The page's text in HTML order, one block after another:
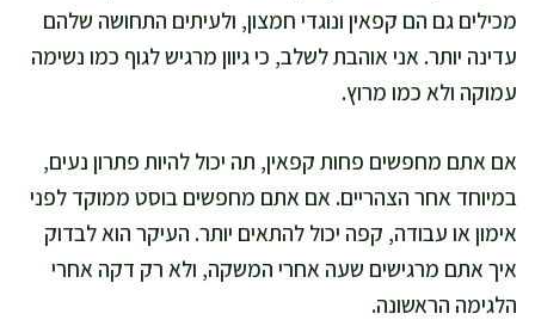
מכילים גם הם קפאין ונוגדי חמצון, ולעיתים התחושה שלהם
עדינה יותר. אני אוהבת לשלב, כי גיוון מרגיש לגוף כמו נשימה
עמוקה ולא כמו מרוץ.
אם אתם מחפשים פחות קפאין, תה יכול להיות פתרון נעים,
במיוחד אחר הצהריים. אם אתם מחפשים בוסט ממוקד לפני
אימון או עבודה, קפה יכול להתאים יותר. העיקר הוא לבדוק
איך אתם מרגישים שעה אחרי המשקה, ולא רק דקה אחרי
הלגימה הראשונה.